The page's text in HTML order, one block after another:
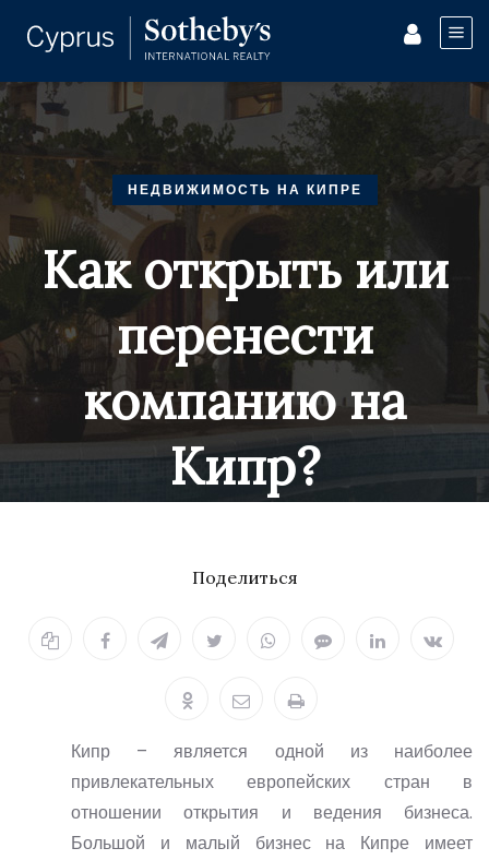
НЕДВИЖИМОСТЬ НА КИПРЕ
Как открыть или
перенести
компанию на
Кипр?
Поделиться
Кипр – является одной из наиболее
привлекательных европейских стран в
отношении открытия и ведения бизнеса.
Большой и малый бизнес на Кипре имеет